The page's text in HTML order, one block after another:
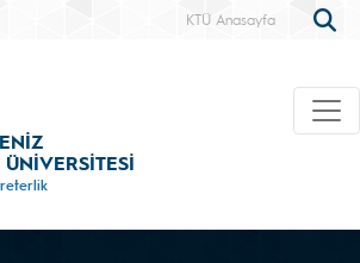
KTÜ Anasayfa